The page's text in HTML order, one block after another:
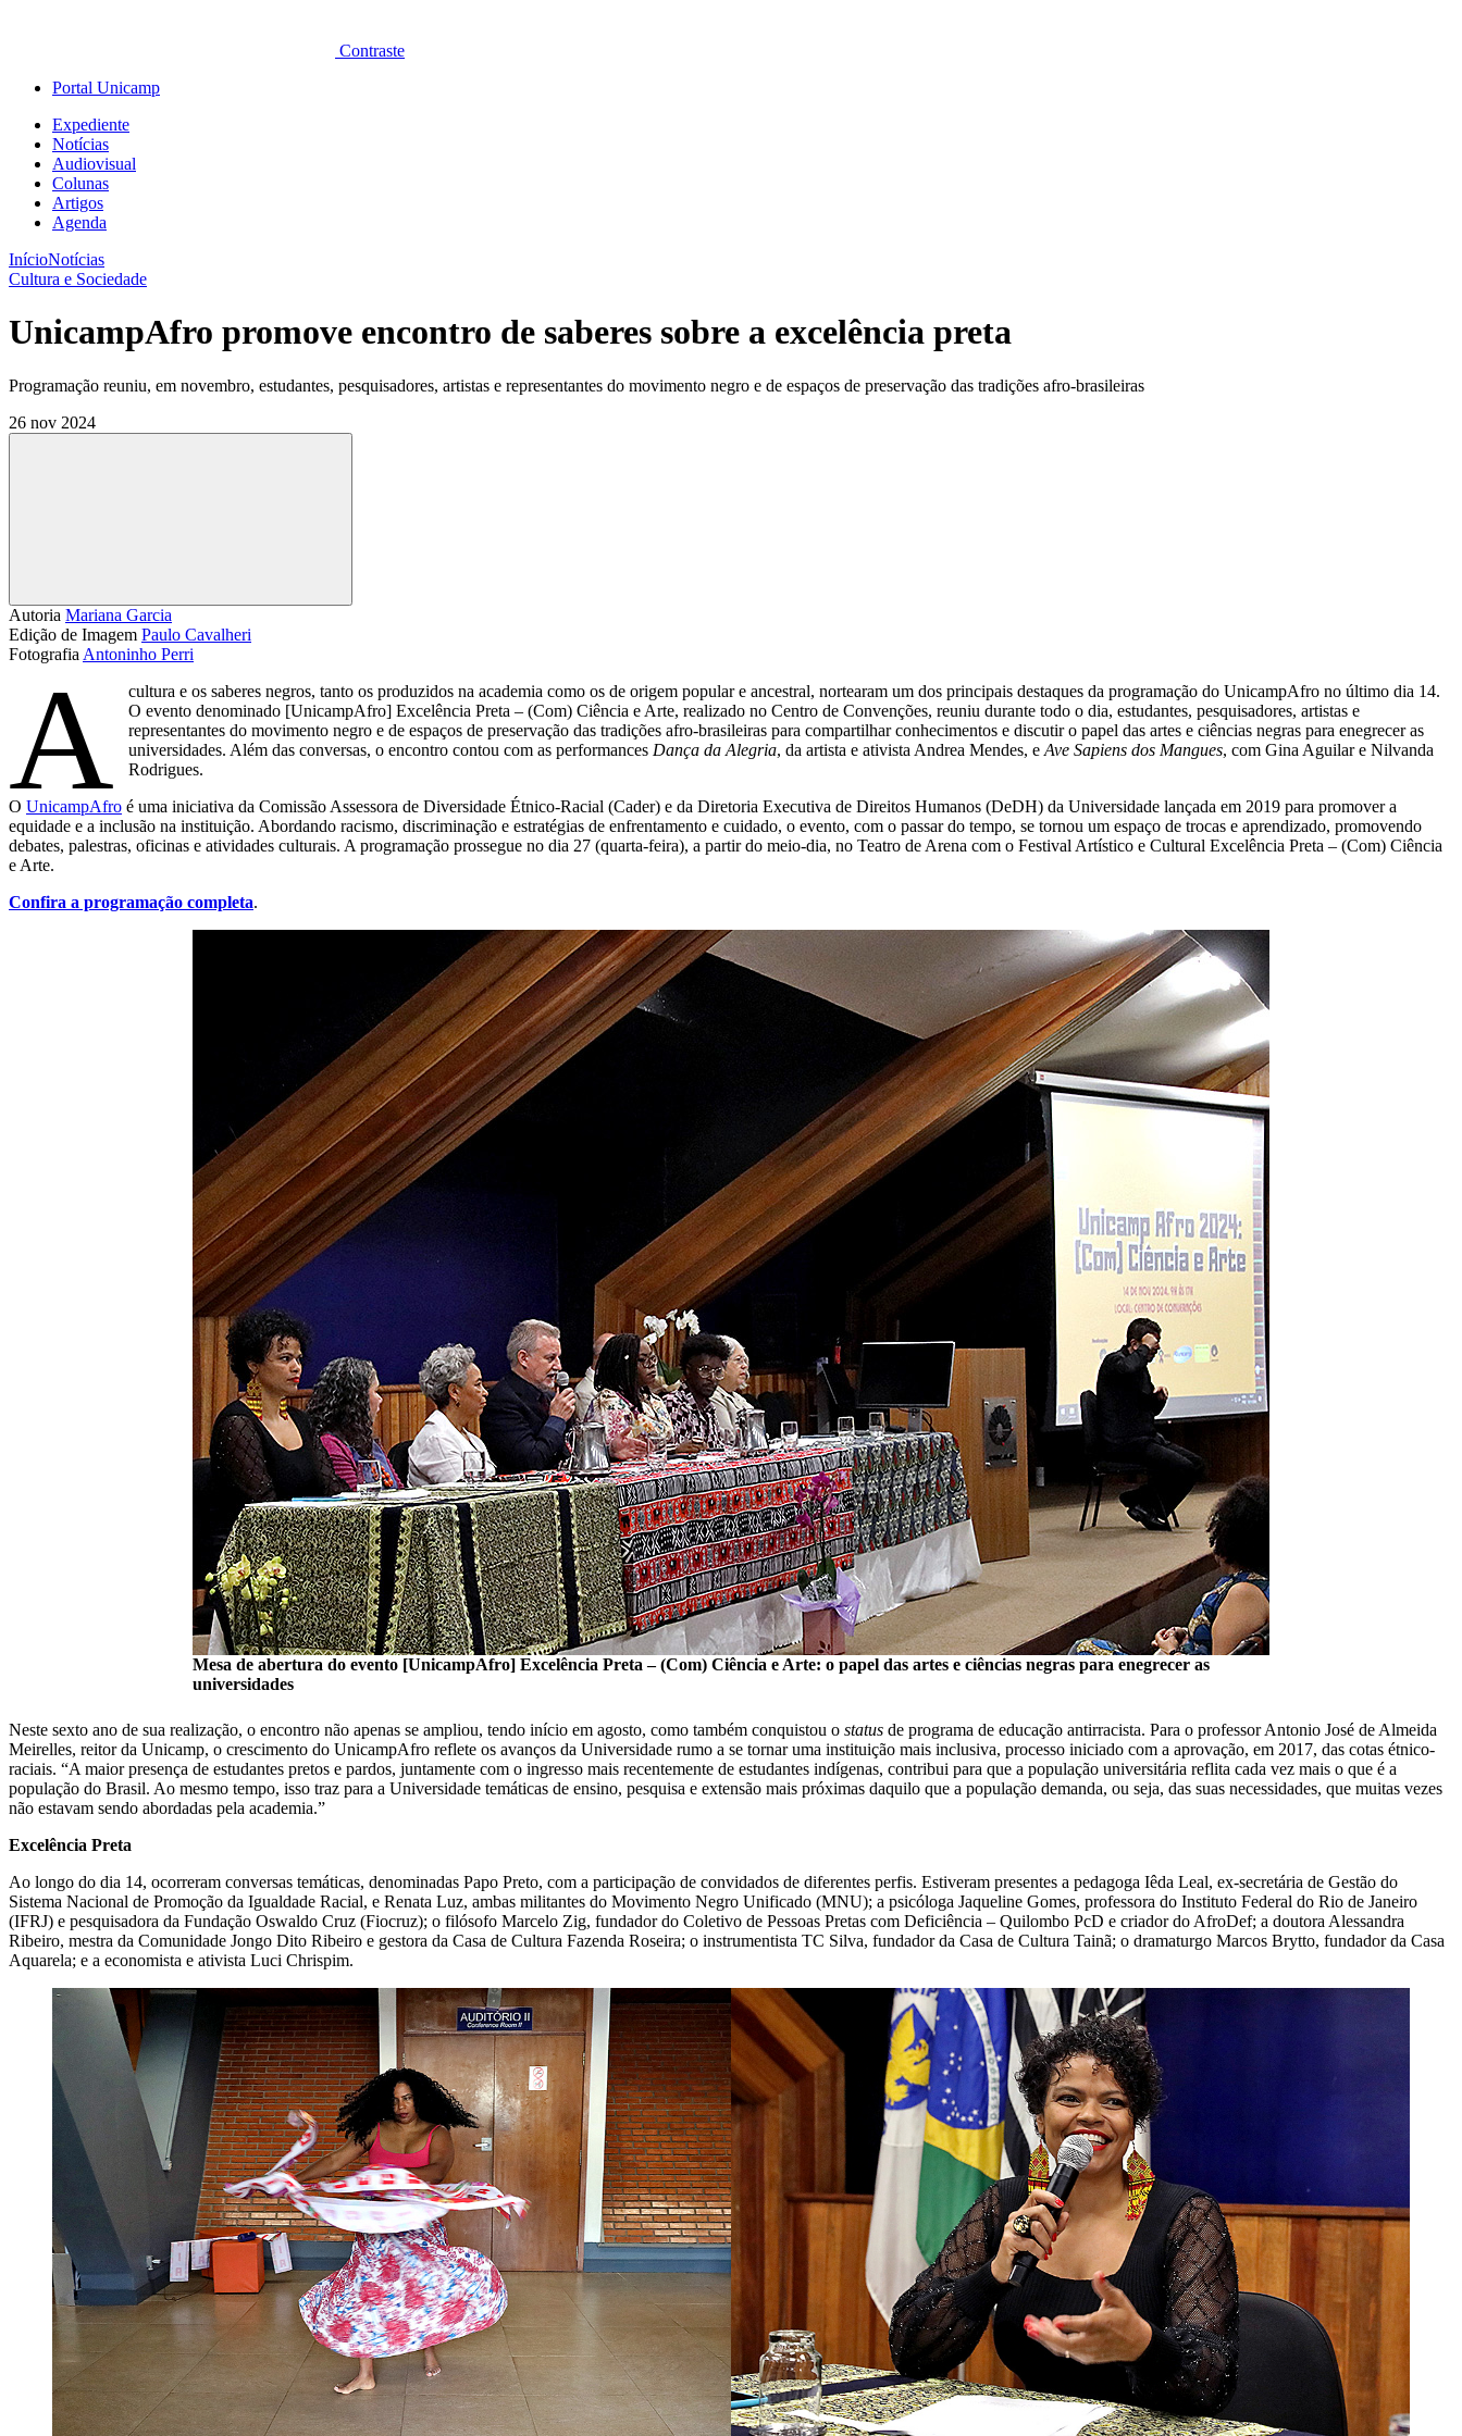
Contraste
Portal Unicamp
Expediente
Notícias
Audiovisual
Colunas
Artigos
Agenda
InícioNotícias
Cultura e Sociedade
UnicampAfro promove encontro de saberes sobre a excelência preta
Programação reuniu, em novembro, estudantes, pesquisadores, artistas e representantes do movimento negro e de espaços de preservação das tradições afro-brasileiras
26 nov 2024
Compartilhar
Autoria Mariana Garcia
Edição de Imagem Paulo Cavalheri
Fotografia Antoninho Perri
A
cultura e os saberes negros, tanto os produzidos na academia como os de origem popular e ancestral, nortearam um dos principais destaques da programação do UnicampAfro no último dia 14.
O evento denominado [UnicampAfro] Excelência Preta – (Com) Ciência e Arte, realizado no Centro de Convenções, reuniu durante todo o dia, estudantes, pesquisadores, artistas e
representantes do movimento negro e de espaços de preservação das tradições afro-brasileiras para compartilhar conhecimentos e discutir o papel das artes e ciências negras para enegrecer as
universidades. Além das conversas, o encontro contou com as performances Dança da Alegria, da artista e ativista Andrea Mendes, eAve Sapiens dos Mangues, com Gina Aguilar e Nilvanda
Rodrigues.
O UnicampAfro é uma iniciativa da Comissão Assessora de Diversidade Étnico-Racial (Cader) e da Diretoria Executiva de Direitos Humanos (DeDH) da Universidade lançada em 2019 para promover a
equidade e a inclusão na instituição. Abordando racismo, discriminação e estratégias de enfrentamento e cuidado, o evento, com o passar do tempo, se tornou um espaço de trocas e aprendizado, promovendo
debates, palestras, oficinas e atividades culturais. A programação prossegue no dia 27 (quarta-feira), a partir do meio-dia, no Teatro de Arena com o Festival Artístico e Cultural Excelência Preta – (Com) Ciência
e Arte.
Confira a programação completa.
Mesa de abertura do evento [UnicampAfro] Excelência Preta – (Com) Ciência e Arte: o papel das artes e ciências negras para enegrecer as
universidades
Neste sexto ano de sua realização, o encontro não apenas se ampliou, tendo início em agosto, como também conquistou o status de programa de educação antirracista. Para o professor Antonio José de Almeida
Meirelles, reitor da Unicamp, o crescimento do UnicampAfro reflete os avanços da Universidade rumo a se tornar uma instituição mais inclusiva, processo iniciado com a aprovação, em 2017, das cotas étnico-
raciais. “A maior presença de estudantes pretos e pardos, juntamente com o ingresso mais recentemente de estudantes indígenas, contribui para que a população universitária reflita cada vez mais o que é a
população do Brasil. Ao mesmo tempo, isso traz para a Universidade temáticas de ensino, pesquisa e extensão mais próximas daquilo que a população demanda, ou seja, das suas necessidades, que muitas vezes
não estavam sendo abordadas pela academia.”
Excelência Preta
Ao longo do dia 14, ocorreram conversas temáticas, denominadas Papo Preto, com a participação de convidados de diferentes perfis. Estiveram presentes a pedagoga Iêda Leal, ex-secretária de Gestão do
Sistema Nacional de Promoção da Igualdade Racial, e Renata Luz, ambas militantes do Movimento Negro Unificado (MNU); a psicóloga Jaqueline Gomes, professora do Instituto Federal do Rio de Janeiro
(IFRJ) e pesquisadora da Fundação Oswaldo Cruz (Fiocruz); o filósofo Marcelo Zig, fundador do Coletivo de Pessoas Pretas com Deficiência – Quilombo PcD e criador do AfroDef; a doutora Alessandra
Ribeiro, mestra da Comunidade Jongo Dito Ribeiro e gestora da Casa de Cultura Fazenda Roseira; o instrumentista TC Silva, fundador da Casa de Cultura Tainã; o dramaturgo Marcos Brytto, fundador da Casa
Aquarela; e a economista e ativista Luci Chrispim.